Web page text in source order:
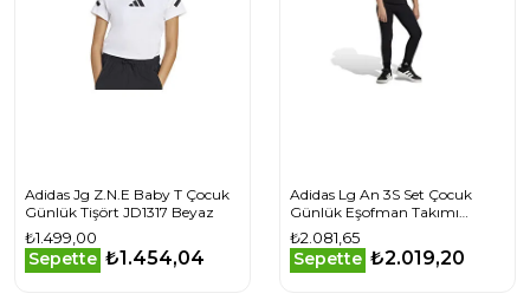
Adidas Jg Z.N.E Baby T Çocuk
Günlük Tişört JD1317 Beyaz
₺1.499,00
Sepette ₺1.454,04
Adidas Lg An 3S Set Çocuk
Günlük Eşofman Takımı
KB6991 Siyah
₺2.081,65
Sepette ₺2.019,20